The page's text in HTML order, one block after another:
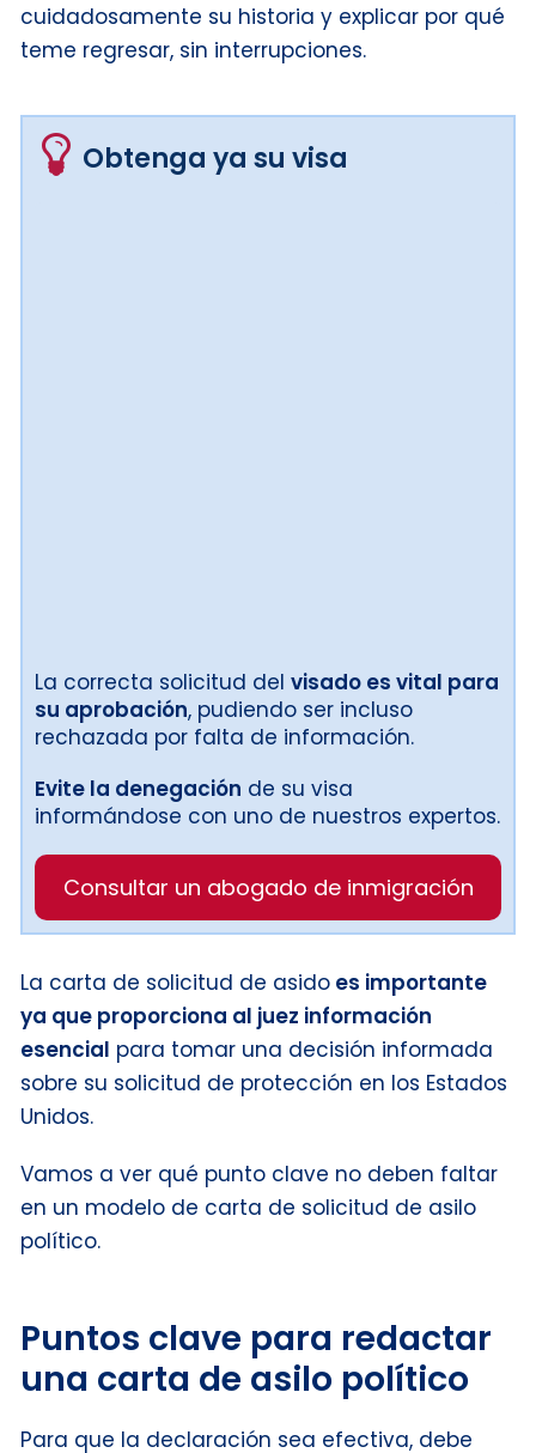
cuidadosamente su historia y explicar por qué
teme regresar, sin interrupciones.
Obtenga ya su visa
La correcta solicitud del visado es vital para
su aprobación, pudiendo ser incluso
rechazada por falta de información.
Evite la denegación de su visa
informándose con uno de nuestros expertos.
Consultar un abogado de inmigración
La carta de solicitud de asido es importante
ya que proporciona al juez información
esencial para tomar una decisión informada
sobre su solicitud de protección en los Estados
Unidos.
Vamos a ver qué punto clave no deben faltar
en un modelo de carta de solicitud de asilo
político.
Puntos clave para redactar
una carta de asilo político
Para que la declaración sea efectiva, debe